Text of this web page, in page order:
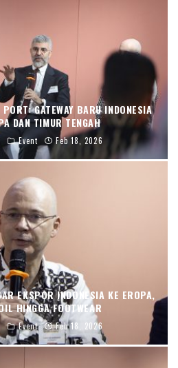
GATEWAY BARU INDONESIA
DAN TIMUR TENGAH
Event Feb 18, 2026
EKSPOR INDONESIA KE EROPA,
HINGGA FOOTWEAR
Event Feb 18, 2026